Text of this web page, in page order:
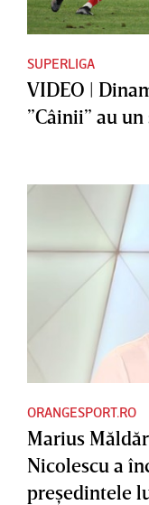
SUPERLIGA
VIDEO |
”Câinii” au
ORANGESPORT.RO
Marius
Nicolescu a
preşedintele